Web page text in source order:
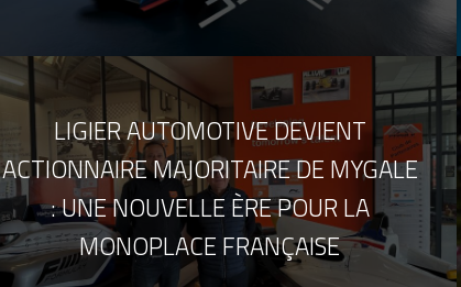
LIGIER AUTOMOTIVE DEVIENT
ACTIONNAIRE MAJORITAIRE DE MYGALE
: UNE NOUVELLE ÈRE POUR LA
MONOPLACE FRANÇAISE